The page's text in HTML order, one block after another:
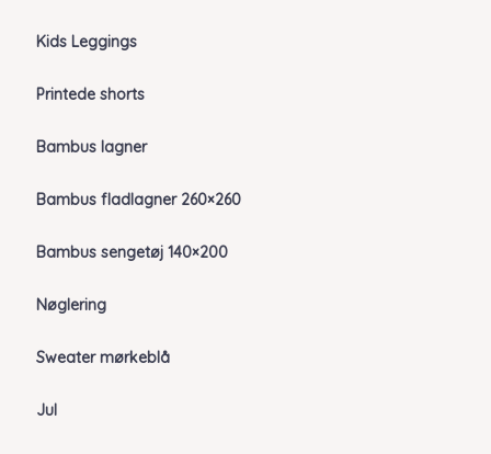
Kids Leggings
Printede shorts
Bambus lagner
Bambus fladlagner 260×260
Bambus sengetøj 140×200
Nøglering
Sweater mørkeblå
Jul